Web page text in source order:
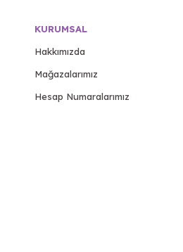
KURUMSAL
Hakkımızda
Mağazalarımız
Hesap Numaralarımız